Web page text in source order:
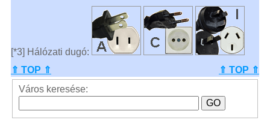
[*3] Hálózati dugó:
⇑ TOP ⇑
⇑ TOP ⇑
Város keresése: